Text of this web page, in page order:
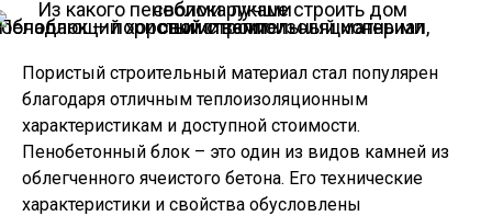
Пеноблок — пористый строительный материал, обладающий хорошими теплоизоляционными свойствами
Пористый строительный материал стал популярен
благодаря отличным теплоизоляционным
характеристикам и доступной стоимости.
Пенобетонный блок – это один из видов камней из
облегченного ячеистого бетона. Его технические
характеристики и свойства обусловлены